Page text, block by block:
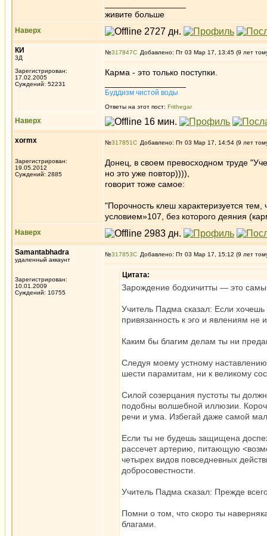
живите больше
Наверх
КИ
3Д
Зарегистрирован:
17.02.2005
Суждений: 52231
№317847 Добавлено: Пт 03 Мар 17, 13:45 (9 лет
Карма - это только поступки.
Буддизм чистой воды
Ответы на этот пост: Frithegar
Наверх
xormx
Зарегистрирован:
19.05.2012
Суждений: 2885
№317851 Добавлено: Пт 03 Мар 17, 14:54 (9 лет
Донец, в своем превосходном труде
но это уже повтор)))),
говорит тоже самое:
"Порочность клеш характеризуется
условием»107, без которого деяния
Наверх
Samantabhadra
удаленный аккаунт
Зарегистрирован:
10.01.2009
Суждений: 10755
№317853 Добавлено: Пт 03 Мар 17, 15:12 (9 лет
Цитата:
Зарождение бодхичитты — это
Учитель Падма сказал: Если хочешь
привязанность к эго и явлениям не
Каким бы благим делам ты ни
Следуя моему устному
шести парамитам, ни к великому
Силой созерцания пустоты ты
подобны волшебной иллюзии.
речи и ума. Избегай даже самой
Если ты не будешь защищена
рассечет артерию, питающую
четырех видов повседневных
добросовестности.
Учитель Падма сказал: Прежде
Помни о том, что скоро ты
благами.